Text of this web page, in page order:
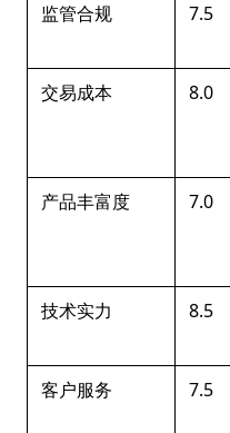
监管合规 7.5
交易成本
8.0
产品丰富度
7.0
技术实力
8.5
客户服务
7.5